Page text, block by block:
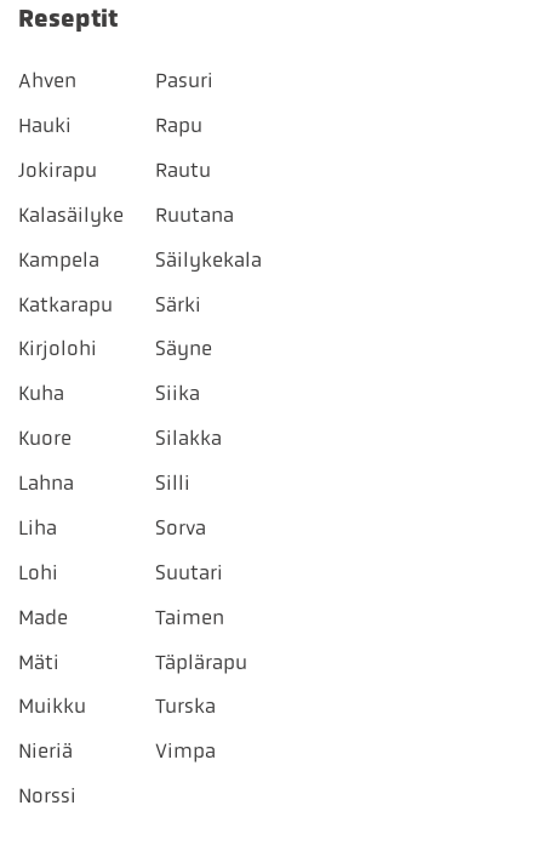
Reseptit
Ahven
Hauki
Jokirapu
Kalasäilyke
Kampela
Katkarapu
Kirjolohi
Kuha
Kuore
Lahna
Liha
Lohi
Made
Mäti
Muikku
Nieriä
Norssi
Pasuri
Rapu
Rautu
Ruutana
Säilykekala
Särki
Säyne
Siika
Silakka
Silli
Sorva
Suutari
Taimen
Täplärapu
Turska
Vimpa